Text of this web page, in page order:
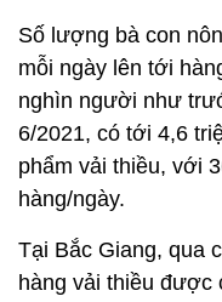
Tại Bắc Giang, qua
hàng vải thiều được
tăng gấp 5 lần kịch
đặc sản vải thiều
giúp nông dân có vụ
1.400 tỷ đồng.
Thời điểm cuối